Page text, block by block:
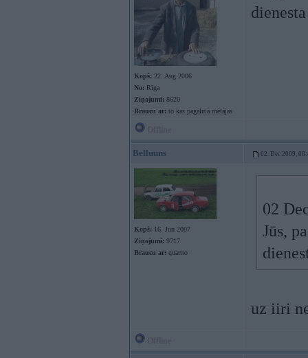
Kopš: 22. Aug 2006
No: Rīga
Ziņojumi: 8620
Braucu ar: to kas pagalmā mētājas
Belluuns 02. Dec 2009,
Kopš: 16. Jun 2007
Ziņojumi: 9717
Braucu ar: quattro
02
Jūs,
uz iiri